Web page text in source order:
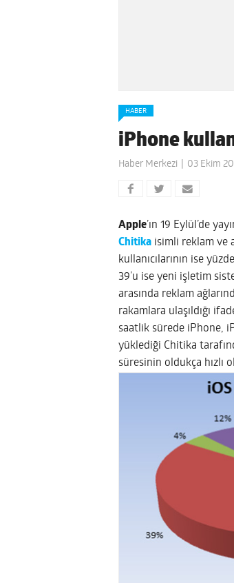
HABER
iPhone
Haber Merkezi 03 Ekim
Apple’ın 19 Eylül’de
Chitika isimli reklam ve
kullanıcılarının ise
39’u ise yeni işletim
arasında reklam
rakamlara ulaşıldığı
saatlik sürede iPhone,
yüklediği Chitika
süresinin oldukça hızlı